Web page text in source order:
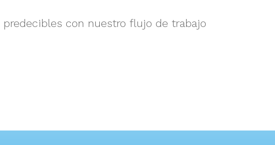
con nuestro flujo de trabajo